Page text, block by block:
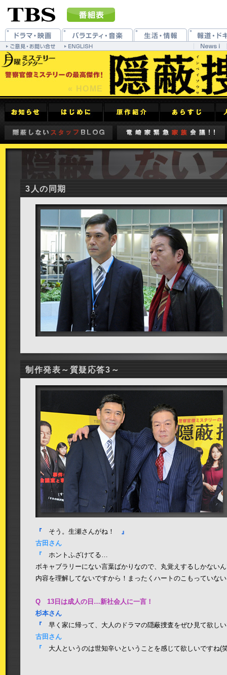
« HOME
3人の同期
制作発表～質疑応答3～
『 そう。生瀬さんがね！ 』
古田さん
『 ホントふざけてる…
ボキャブラリーにない言葉ばかりなので、丸覚えするしかない
内容を理解してないですから！まったくハートのこもってい
Q 13日は成人の日…新社会人に一言！
杉本さん
『 早く家に帰って、大人のドラマの隠蔽捜査をぜひ見て欲し
古田さん
『 大人というのは世知辛いということを感じて欲しいです